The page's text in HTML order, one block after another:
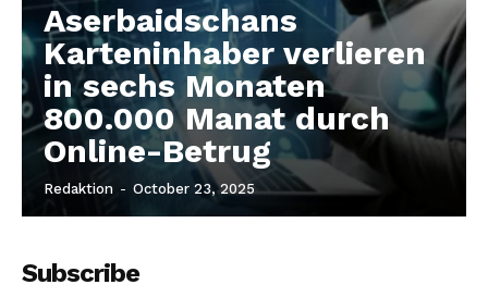
Aserbaidschans
Karteninhaber verlieren
in sechs Monaten
800.000 Manat durch
Online-Betrug
Redaktion - October 23, 2025
Subscribe